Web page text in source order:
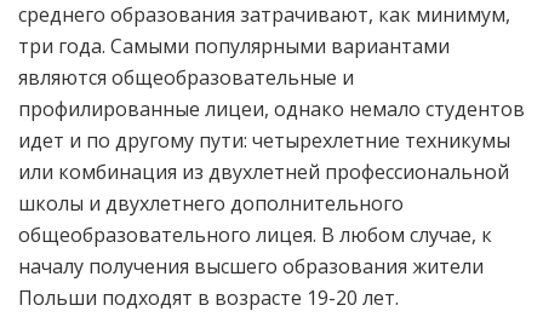
среднего образования затрачивают, как минимум,
три года. Самыми популярными вариантами
являются общеобразовательные и
профилированные лицеи, однако немало студентов
идет и по другому пути: четырехлетние техникумы
или комбинация из двухлетней профессиональной
школы и двухлетнего дополнительного
общеобразовательного лицея. В любом случае, к
началу получения высшего образования жители
Польши подходят в возрасте 19-20 лет.